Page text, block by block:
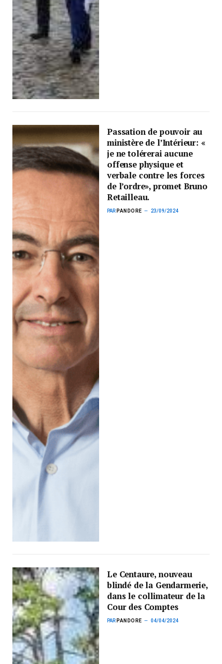
Passation de pouvoir au
ministère de l’Intérieur: «
je ne tolérerai aucune
offense physique et
verbale contre les forces
de l’ordre», promet Bruno
Retailleau.
PAR PANDORE 23/09/2024
Le Centaure, nouveau
blindé de la Gendarmerie,
dans le collimateur de la
Cour des Comptes
PAR PANDORE 04/04/2024